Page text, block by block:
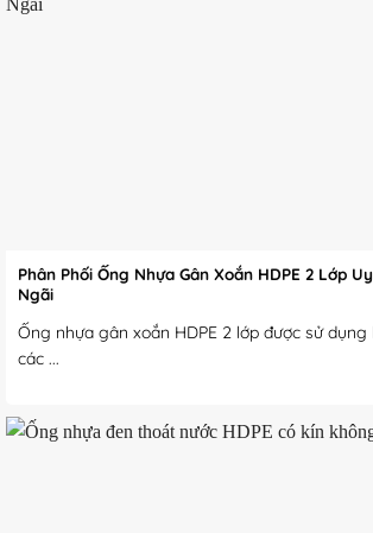
Phân Phối Ống Nhựa Gân Xoắn HDPE 2 Lớp
Ngãi
Ống nhựa gân xoắn HDPE 2 lớp được sử
các ...